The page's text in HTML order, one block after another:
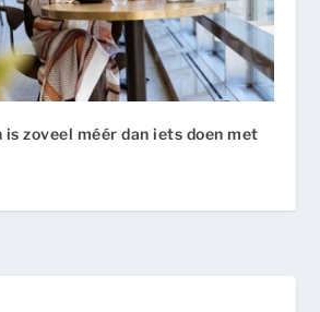
zoveel méér dan iets doen met